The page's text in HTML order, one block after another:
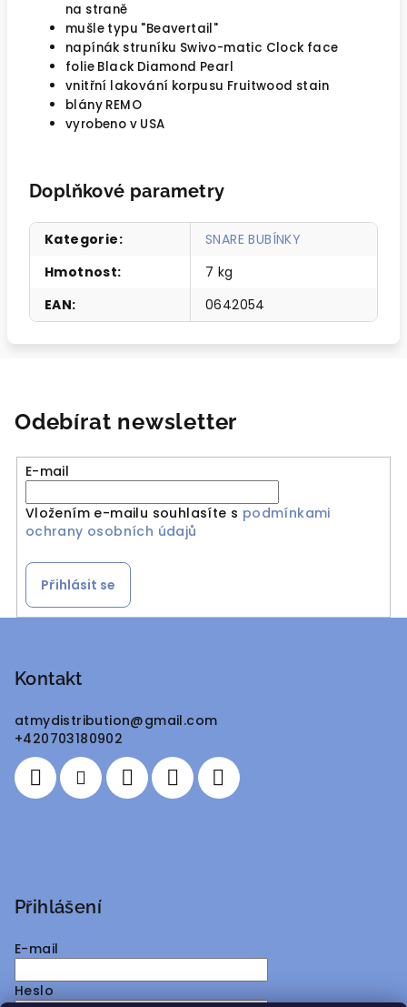
na straně
mušle typu "Beavertail"
napínák struníku Swivo-matic Clock face
folie Black Diamond Pearl
vnitřní lakování korpusu Fruitwood stain
blány REMO
vyrobeno v USA
Doplňkové parametry
Kategorie:
SNARE BUBÍNKY
Hmotnost:
7 kg
EAN: 0642054
Odebírat newsletter
E-mail
Vložením e-mailu souhlasíte s podmínkami
ochrany osobních údajů
Přihlásit se
Kontakt
atmydistribution@gmail.com
+420703180902
Přihlášení
E-mail
Heslo